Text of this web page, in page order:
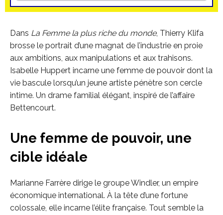
Dans La Femme la plus riche du monde, Thierry Klifa
brosse le portrait d’une magnat de l’industrie en proie
aux ambitions, aux manipulations et aux trahisons.
Isabelle Huppert incarne une femme de pouvoir dont la
vie bascule lorsqu’un jeune artiste pénètre son cercle
intime. Un drame familial élégant, inspiré de l’affaire
Bettencourt.
Une femme de pouvoir, une
cible idéale
Marianne Farrère dirige le groupe Windler, un empire
économique international. À la tête d’une fortune
colossale, elle incarne l’élite française. Tout semble la